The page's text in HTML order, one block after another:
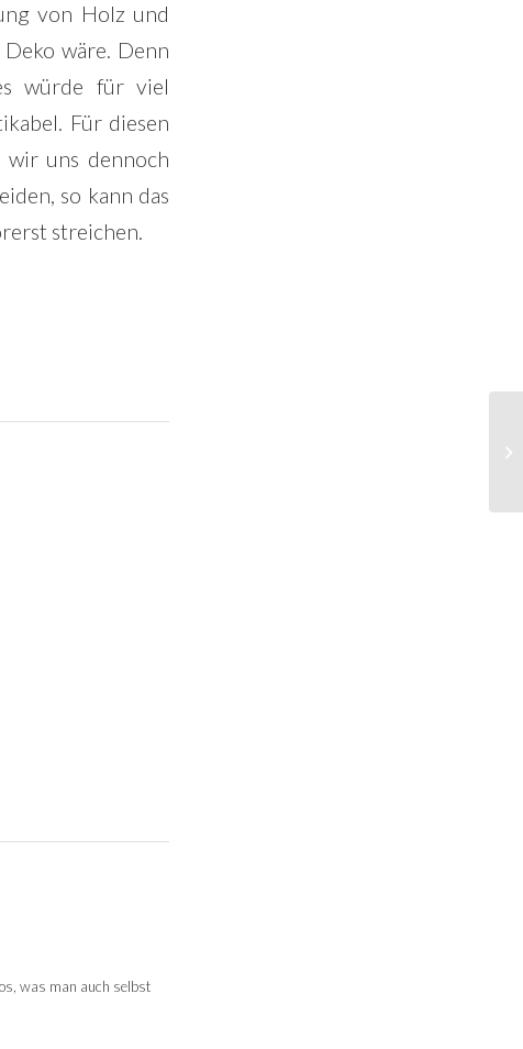
von Holz und
wäre. Denn
würde für viel
Für diesen
wir uns dennoch
so kann das
streichen.
was man auch selbst